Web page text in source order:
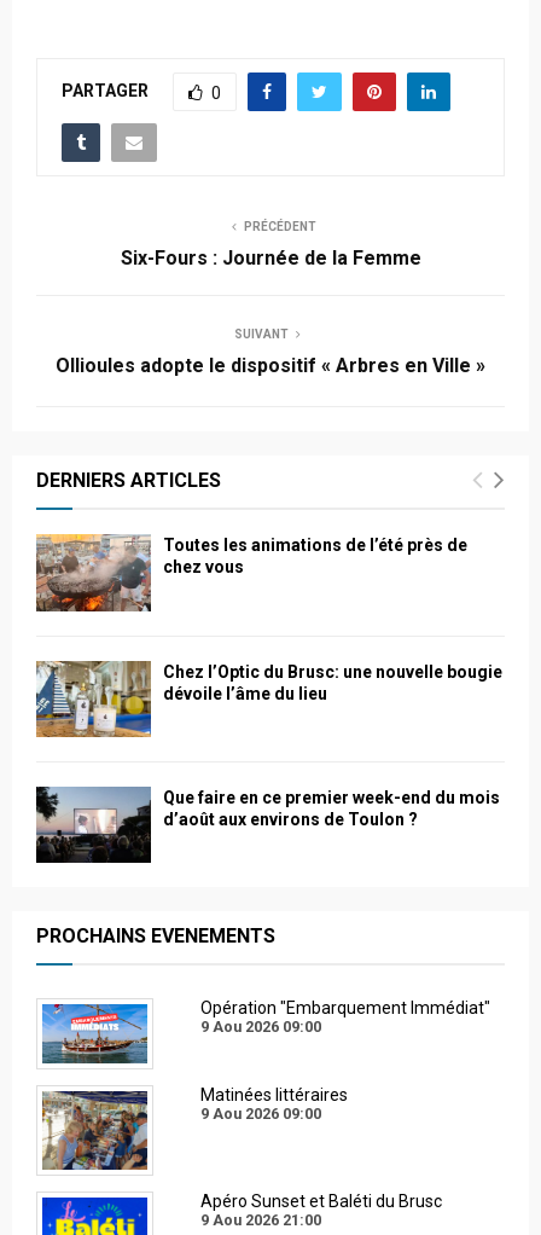
PARTAGER 0
PRÉCÉDENT
Six-Fours : Journée de la Femme
SUIVANT
Ollioules adopte le dispositif « Arbres en Ville »
DERNIERS ARTICLES
Toutes les animations de l’été près de
chez vous
Chez l’Optic du Brusc: une nouvelle bougie
dévoile l’âme du lieu
Que faire en ce premier week-end du mois
d’août aux environs de Toulon ?
PROCHAINS EVENEMENTS
Opération "Embarquement Immédiat"
9 Aou 2026 09:00
Matinées littéraires
9 Aou 2026 09:00
Apéro Sunset et Baléti du Brusc
9 Aou 2026 21:00